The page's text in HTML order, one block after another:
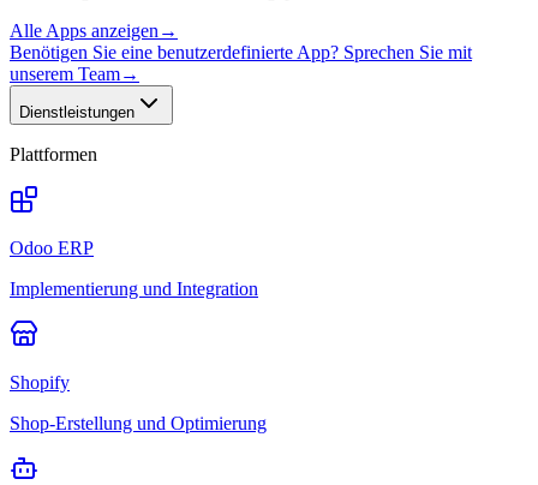
Alle Apps anzeigen →
Benötigen Sie eine benutzerdefinierte App? Sprechen Sie mit
unserem Team→
Dienstleistungen
Plattformen
Odoo ERP
Implementierung und Integration
Shopify
Shop-Erstellung und Optimierung